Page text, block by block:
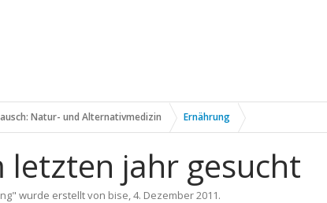
Natur- und Alternativmedizin Ernährung
letzten jahr gesucht
" wurde erstellt von bise,4. Dezember 2011.